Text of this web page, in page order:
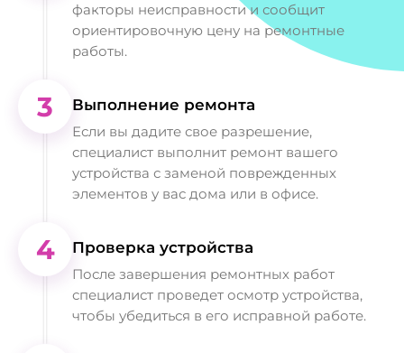
факторы неисправности и сообщит
ориентировочную цену на ремонтные
работы.
3 Выполнение ремонта
Если вы дадите свое разрешение,
специалист выполнит ремонт вашего
устройства с заменой поврежденных
элементов у вас дома или в офисе.
4 Проверка устройства
После завершения ремонтных работ
специалист проведет осмотр устройства,
чтобы убедиться в его исправной работе.